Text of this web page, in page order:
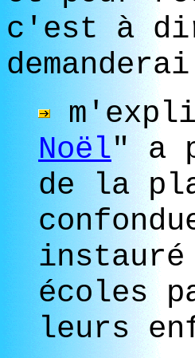
c'est à
Noël" a
de la
instauré
écoles
leurs